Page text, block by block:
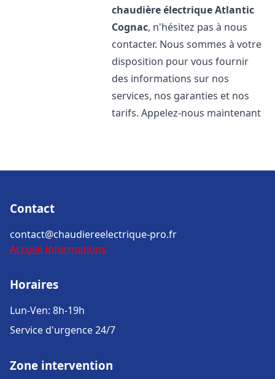
chaudière électrique Atlantic
Cognac, n'hésitez pas à nous
contacter. Nous sommes à votre
disposition pour vous fournir
des informations sur nos
services, nos garanties et nos
tarifs. Appelez-nous maintenant
Contact
contact@chaudiereelectrique-pro.fr
Accueil Informations
Horaires
Lun-Ven: 8h-19h
Service d'urgence 24/7
Zone intervention